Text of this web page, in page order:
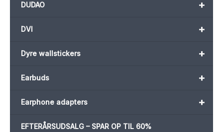
+
DUDAO
+
DVI
+
Dyre wallstickers
+
Earbuds
+
Earphone adapters
EFTERÅRSUDSALG – SPAR OP TIL 60%